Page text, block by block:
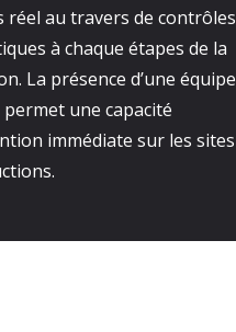
réel au travers de contrôles
à chaque étapes de la
La présence d’une équipe
permet une capacité
immédiate sur les sites